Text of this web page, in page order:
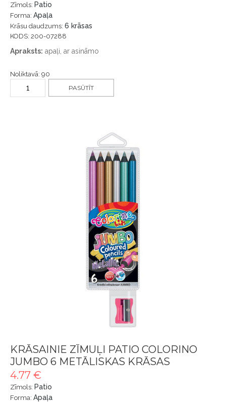
Zīmols: Patio
Forma: Apaļa
Krāsu daudzums: 6 krāsas
KODS: 200-07288
Apraksts: apaļi, ar asināmo
Noliktavā: 90
PASŪTĪT
KRĀSAINIE ZĪMUĻI PATIO COLORINO
JUMBO 6 METĀLISKAS KRĀSAS
4.77 €
Zīmols: Patio
Forma: Apaļa